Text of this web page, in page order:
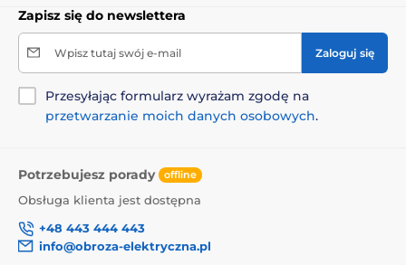
macie mozliwosc ustawiania sily impulsu za pomoca
pokretla w prawym gornym rogu , co takze nie jest
Zapisz się do newslettera
Wpisz tutaj swój e-mail Zaloguj się
Przesyłając formularz wyrażam zgodę na
przetwarzanie moich danych osobowych.
Potrzebujesz porady offline
Obsługa klienta jest dostępna
+48 443 444 443
info@obroza-elektryczna.pl